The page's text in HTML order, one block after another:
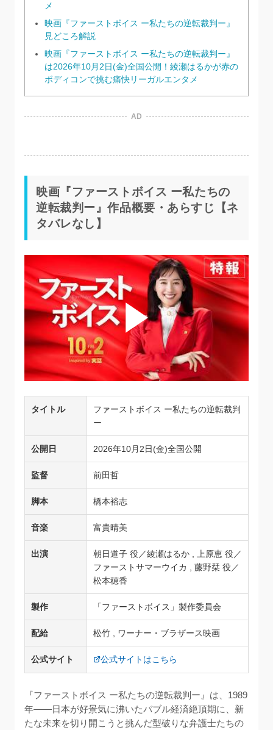
メ
映画『ファーストボイス ー私たちの逆転裁判ー』
見どころ解説
映画『ファーストボイス ー私たちの逆転裁判ー』
は2026年10月2日(金)全国公開！綾瀬はるかが赤の
ボディコンで挑む痛快リーガルエンタメ
AD
映画『ファーストボイス ー私たちの
逆転裁判ー』作品概要・あらすじ【ネ
タバレなし】
タイトル
ファーストボイス ー私たちの逆転裁判
ー
公開日 2026年10月2日(金)全国公開
監督 前田哲
脚本 橋本裕志
音楽 富貴晴美
出演
朝日道子 役／綾瀬はるか , 上原恵 役／
ファーストサマーウイカ , 藤野栞 役／
松本穂香
製作 「ファーストボイス」製作委員会
配給 松竹 , ワーナー・ブラザース映画
公式サイト 公式サイトはこちら
『ファーストボイス ー私たちの逆転裁判ー』は、1989
年——日本が好景気に沸いたバブル経済絶頂期に、新
たな未来を切り開こうと挑んだ型破りな弁護士たちの